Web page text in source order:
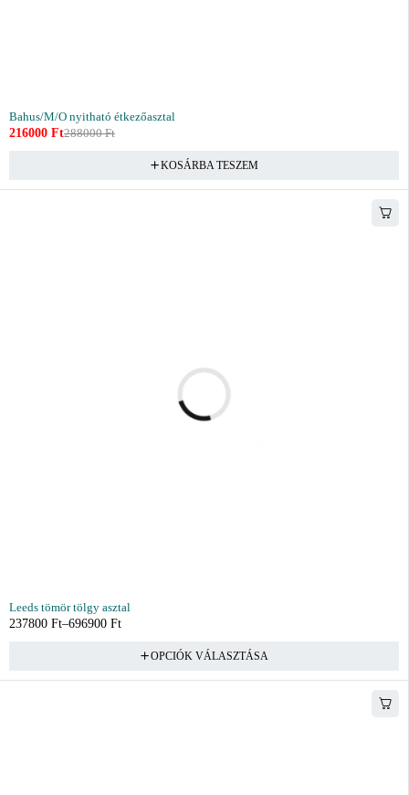
Bahus/M/O nyitható étkezőasztal
288000Ft
216000 Ft
KOSÁRBA TESZEM
Leeds tömör tölgy asztal
237800 Ft–696900 Ft
OPCIÓK VÁLASZTÁSA